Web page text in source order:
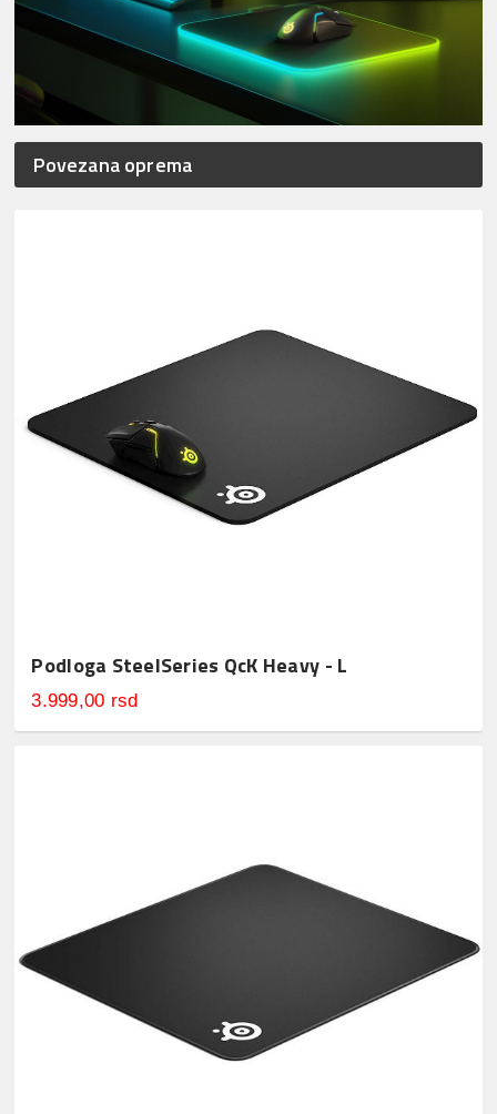
Povezana oprema
Podloga SteelSeries QcK Heavy - L
3.999,00 rsd